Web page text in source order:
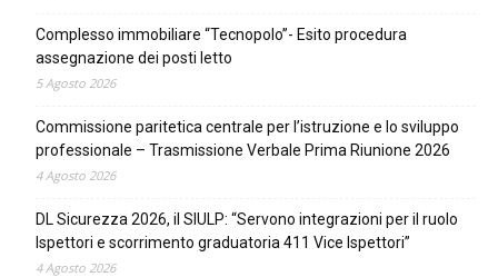
Complesso immobiliare “Tecnopolo”- Esito procedura
assegnazione dei posti letto
5 Agosto 2026
Commissione paritetica centrale per l’istruzione e lo sviluppo
professionale – Trasmissione Verbale Prima Riunione 2026
4 Agosto 2026
DL Sicurezza 2026, il SIULP: “Servono integrazioni per il ruolo
Ispettori e scorrimento graduatoria 411 Vice Ispettori”
4 Agosto 2026